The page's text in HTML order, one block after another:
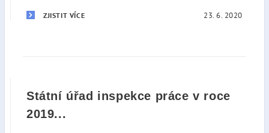
ZJISTIT VÍCE 23. 6. 2020
Státní úřad inspekce práce v roce
2019...